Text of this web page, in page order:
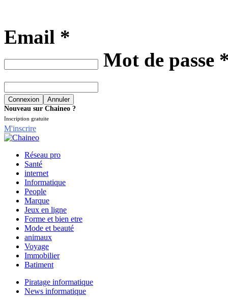
Email *
Mot de passe
Nouveau sur Chaineo ?
Inscription gratuite
M'inscrire
Réseau pro
Santé
internet
Informatique
People
Marque
Jeux en ligne
Forme et bien etre
Mode et beauté
animaux
Voyage
Immobilier
Batiment
Piratage informatique
News informatique